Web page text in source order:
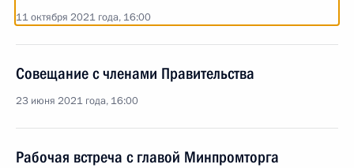
11 октября 2021 года, 16:00
Совещание с членами Правительства
23 июня 2021 года, 16:00
Рабочая встреча с главой Минпромторга